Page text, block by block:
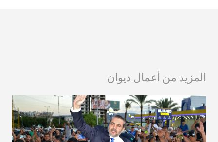
المزيد من أعمال ديوان